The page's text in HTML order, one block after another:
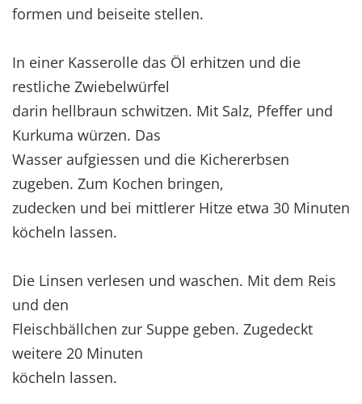
formen und beiseite stellen.
In einer Kasserolle das Öl erhitzen und die
restliche Zwiebelwürfel
darin hellbraun schwitzen. Mit Salz, Pfeffer und
Kurkuma würzen. Das
Wasser aufgiessen und die Kichererbsen
zugeben. Zum Kochen bringen,
zudecken und bei mittlerer Hitze etwa 30 Minuten
köcheln lassen.
Die Linsen verlesen und waschen. Mit dem Reis
und den
Fleischbällchen zur Suppe geben. Zugedeckt
weitere 20 Minuten
köcheln lassen.